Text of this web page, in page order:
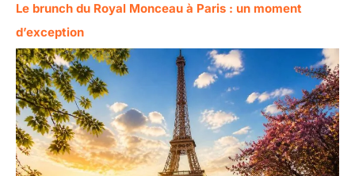
Le brunch du Royal Monceau à Paris : un moment
d’exception